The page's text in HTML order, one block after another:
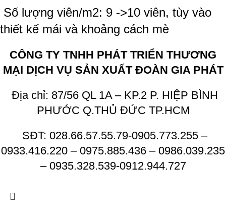
Số lượng viên/m2: 9 ->10 viên, tùy vào
thiết kế mái và khoảng cách mè
CÔNG TY TNHH PHÁT TRIỂN THƯƠNG
MẠI DỊCH VỤ SẢN XUẤT ĐOÀN GIA PHÁT
Địa chỉ: 87/56 QL 1A – KP.2 P. HIỆP BÌNH
PHƯỚC Q.THỦ ĐỨC TP.HCM
SĐT: 028.66.57.55.79-0905.773.255 –
0933.416.220 – 0975.885.436 – 0986.039.235
– 0935.328.539-0912.944.727